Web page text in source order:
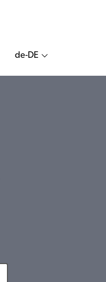
de-DE